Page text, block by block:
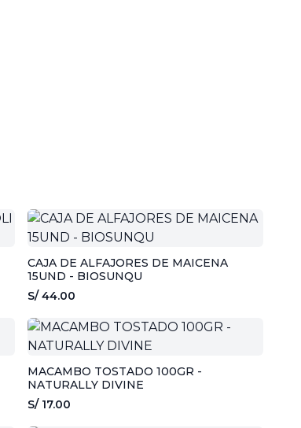
CAJA DE ALFAJORES DE MAICENA
15UND - BIOSUNQU
S/ 44.00
MACAMBO TOSTADO 100GR -
NATURALLY DIVINE
S/ 17.00